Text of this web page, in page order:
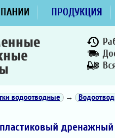
ПРОДУКЦИЯ
водоотводные →
дренажный